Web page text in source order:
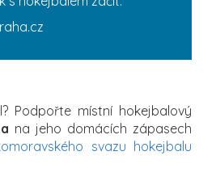
Podpořte místní hokejbalový
na jeho domácích zápasech
svazu hokejbalu